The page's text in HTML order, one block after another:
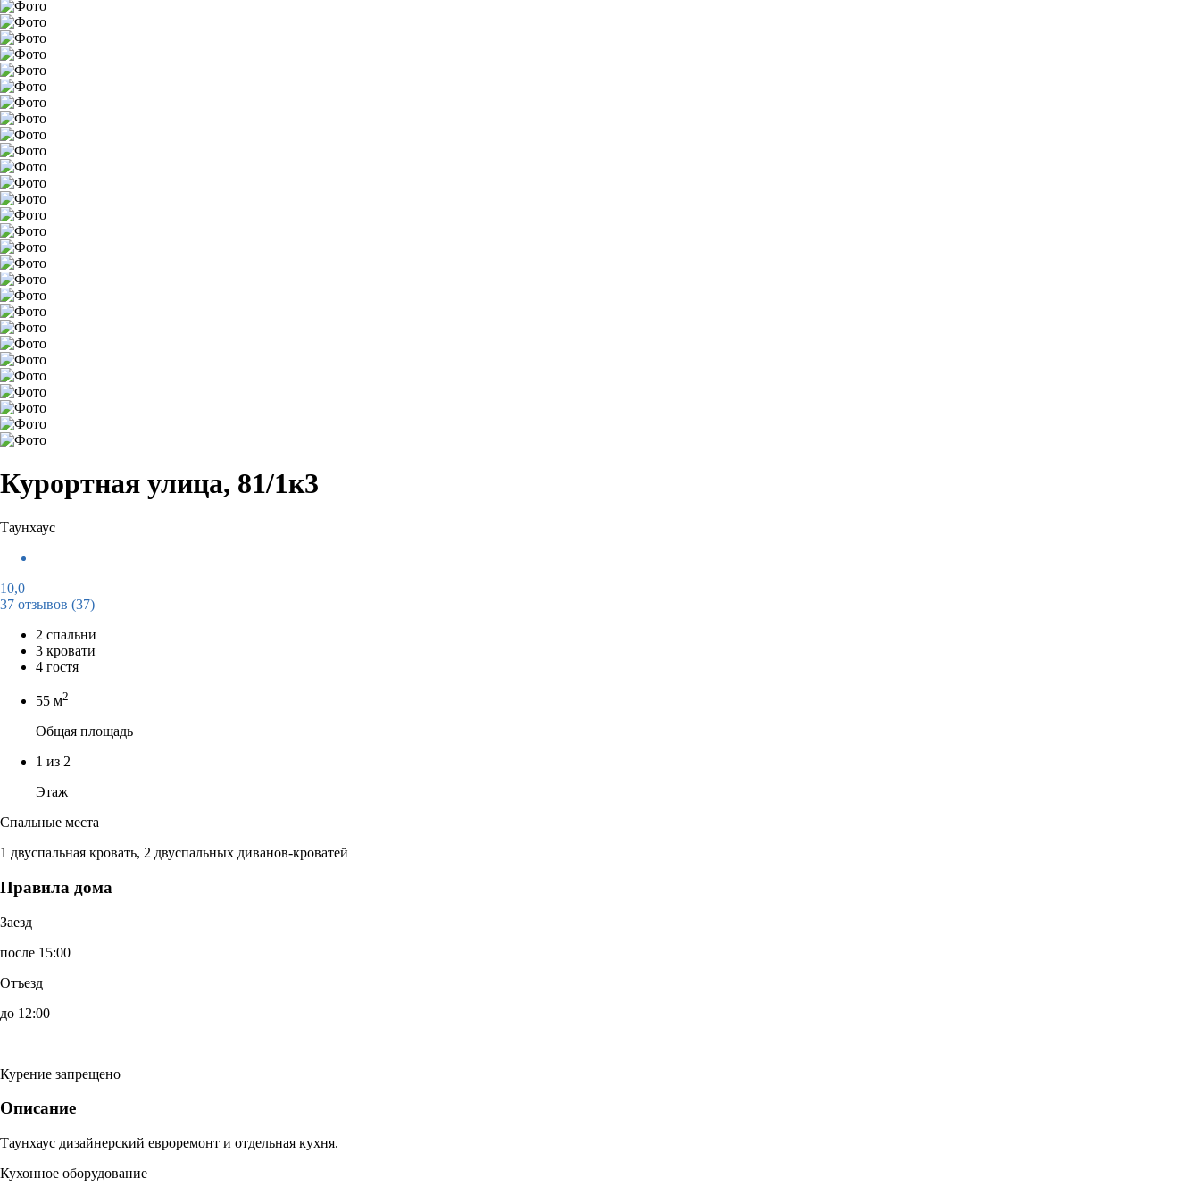
Курортная улица, 81/1к3
Таунхаус
10,0
37 отзывов (37)
2 спальни
3 кровати
4 гостя
55 м2
Общая площадь
1 из 2
Этаж
Спальные места
1 двуспальная кровать, 2 двуспальных диванов-кроватей
Правила дома
Заезд
после 15:00
Отъезд
до 12:00
Курение запрещено
Описание
Таунхаус дизайнерский евроремонт и отдельная кухня.
Кухонное оборудование